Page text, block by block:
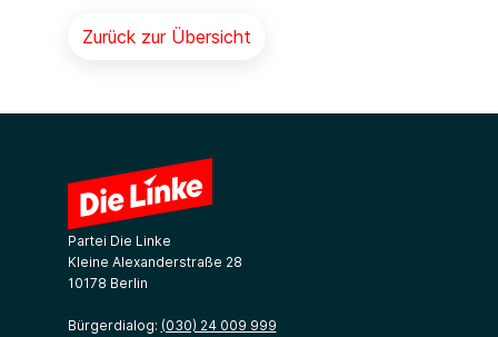
Zurück zur Übersicht
Partei Die Linke
Kleine Alexanderstraße 28
10178 Berlin
Bürgerdialog: (030) 24 009 999